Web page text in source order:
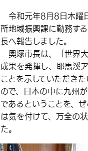
令和元年8月8日木曜
所地域振興課に勤務す
長へ報告しました。
奥塚市長は、「世界大
成果を発揮し、耶馬溪
ことを示していただき
ので、日本の中に九州
であるということを、
は気を付けて、万全の
た。